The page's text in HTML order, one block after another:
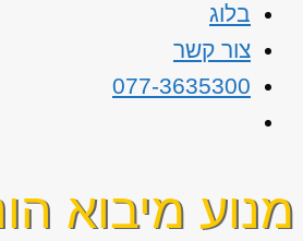
בלוג
צור קשר
077-3635300
מנוע מיבוא